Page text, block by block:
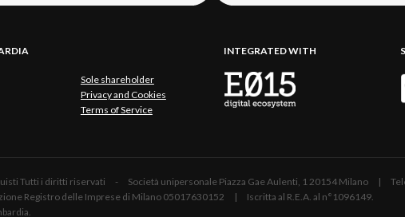
Sole shareholder
Privacy and Cookies
Terms of Service
INTEGRATED WITH
Tutti i diritti riservati - Società unipersonale Piazza Gae Aulenti, 1 20154 Milano |
Registro delle Imprese di Milano 05017630152 | Iscritta al R.E.A. al n°1096149.